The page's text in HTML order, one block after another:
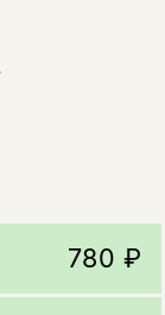
780 ₽